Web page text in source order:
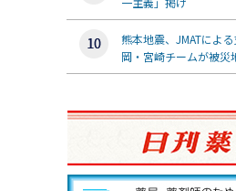
熊本地震、JMATに
岡・宮崎チームが被災